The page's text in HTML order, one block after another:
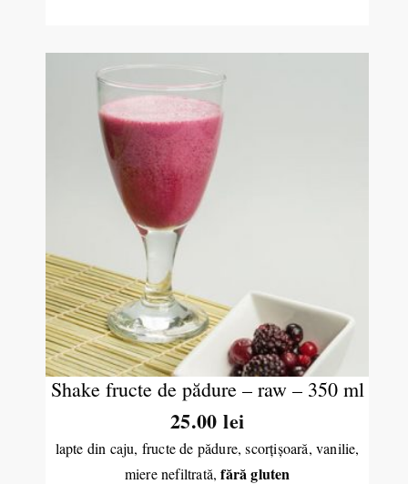
Shake fructe de pădure – raw – 350 ml
25.00lei
lapte din caju, fructe de pădure, scorţişoară, vanilie,
miere nefiltrată,fără gluten